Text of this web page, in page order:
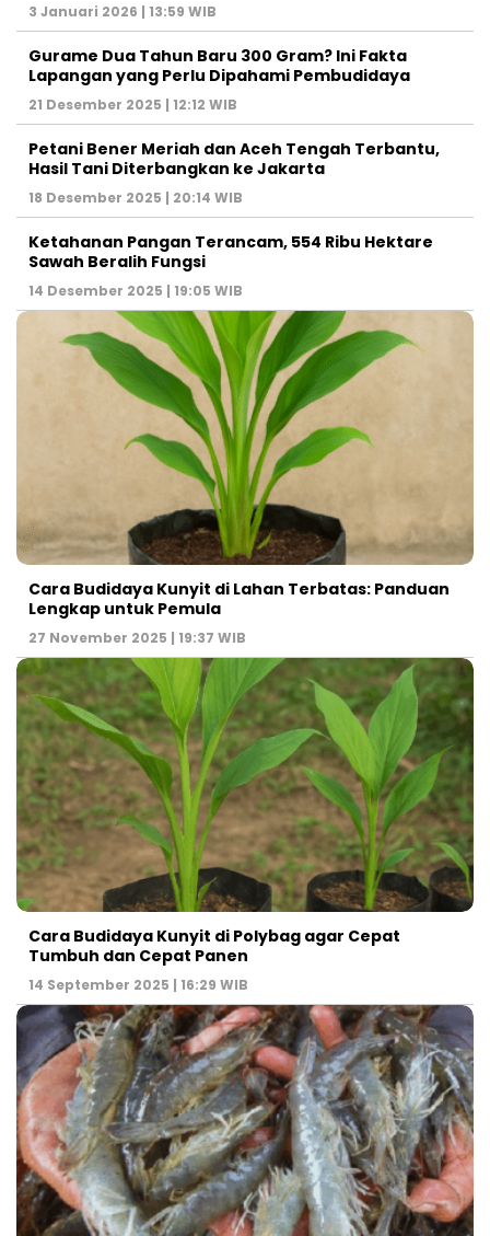
3 Januari 2026 | 13:59 WIB
Gurame Dua Tahun Baru 300 Gram? Ini Fakta
Lapangan yang Perlu Dipahami Pembudidaya
21 Desember 2025 | 12:12 WIB
Petani Bener Meriah dan Aceh Tengah Terbantu,
Hasil Tani Diterbangkan ke Jakarta
18 Desember 2025 | 20:14 WIB
Ketahanan Pangan Terancam, 554 Ribu Hektare
Sawah Beralih Fungsi
14 Desember 2025 | 19:05 WIB
Cara Budidaya Kunyit di Lahan Terbatas: Panduan
Lengkap untuk Pemula
27 November 2025 | 19:37 WIB
Cara Budidaya Kunyit di Polybag agar Cepat
Tumbuh dan Cepat Panen
14 September 2025 | 16:29 WIB